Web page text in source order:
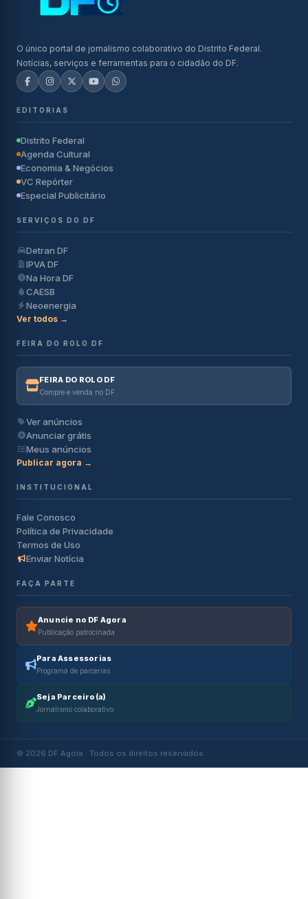
O único portal de jornalismo colaborativo do Distrito Federal.
Notícias, serviços e ferramentas para o cidadão do DF.
EDITORIAS
Distrito Federal
Agenda Cultural
Economia & Negócios
VC Repórter
Especial Publicitário
SERVIÇOS DO DF
Detran DF
IPVA DF
Na Hora DF
CAESB
Neoenergia
Ver todos →
FEIRA DO ROLO DF
FEIRA DO ROLO DF
Compre e venda no DF
Ver anúncios
Anunciar grátis
Meus anúncios
Publicar agora →
INSTITUCIONAL
Fale Conosco
Política de Privacidade
Termos de Uso
Enviar Notícia
FAÇA PARTE
Anuncie no DF Agora
Publicação patrocinada
Para Assessorias
Programa de parcerias
Seja Parceiro(a)
Jornalismo colaborativo
© 2026 DF Agora · Todos os direitos reservados